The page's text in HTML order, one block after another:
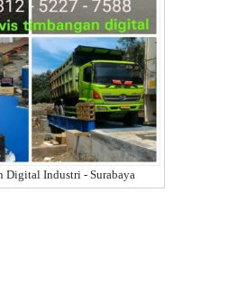
Digital Industri - Surabaya